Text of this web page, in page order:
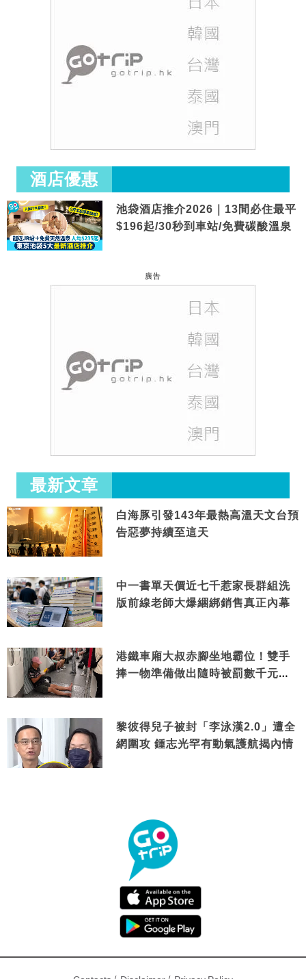
酒店優惠
池袋酒店推介2026｜13間必住最平
$196起/30秒到車站/免費碳酸溫泉
廣告
最新文章
白海豚引發143年最熱高溫天文台預
告惡夢持續至這天
中一書單天價近七千惹家長群組洗
版前線老師大爆綑綁銷售真正內幕
港鐵車廂大叔赤腳坐地霸位！雙手
捧一物準備做出隨時被罰數千元舉
黎彼得兒子被封「李泳漢2.0」遭全
網圍攻 鍾志光罕有動氣護航揭內情